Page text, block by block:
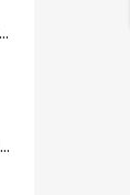
Prachtige studio met balkon voor 1 student(e)!
Prachtige studio voor 1 student(e)